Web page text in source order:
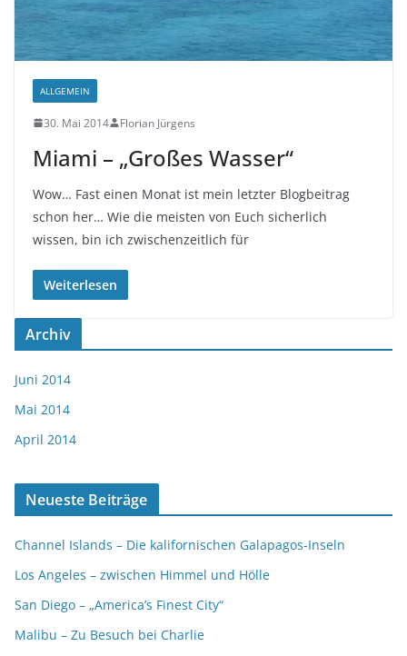
ALLGEMEIN
30. Mai 2014 Florian Jürgens
Miami – „Großes Wasser“
Wow… Fast einen Monat ist mein letzter Blogbeitrag
schon her… Wie die meisten von Euch sicherlich
wissen, bin ich zwischenzeitlich für
Weiterlesen
Archiv
Juni 2014
Mai 2014
April 2014
Neueste Beiträge
Channel Islands – Die kalifornischen Galapagos-Inseln
Los Angeles – zwischen Himmel und Hölle
San Diego – „America’s Finest City“
Malibu – Zu Besuch bei Charlie